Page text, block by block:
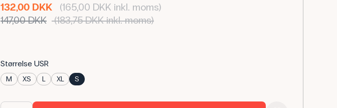
132,00 DKK
(165,00 DKK inkl. moms)
147,00 DKK (183,75 DKK inkl. moms)
Størrelse USR
M XS L XL S